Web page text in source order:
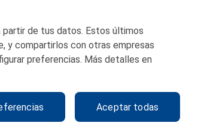
POLITICA DE COOKIES
partir de tus datos. Estos últimos
y compartirlos con otras empresas
preferencias. Más detalles en
Aceptar todas